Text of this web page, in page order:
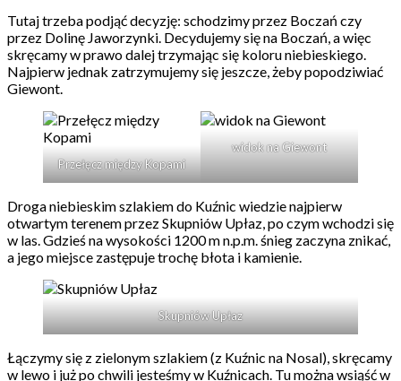
Tutaj trzeba podjąć decyzję: schodzimy przez Boczań czy
przez Dolinę Jaworzynki. Decydujemy się na Boczań, a więc
skręcamy w prawo dalej trzymając się koloru niebieskiego.
Najpierw jednak zatrzymujemy się jeszcze, żeby popodziwiać
Giewont.
Przełęcz między Kopami
widok na Giewont
Droga niebieskim szlakiem do Kuźnic wiedzie najpierw
otwartym terenem przez Skupniów Upłaz, po czym wchodzi się
w las. Gdzieś na wysokości 1200 m n.p.m. śnieg zaczyna znikać,
a jego miejsce zastępuje trochę błota i kamienie.
Skupniów Upłaz
Łączymy się z zielonym szlakiem (z Kuźnic na Nosal), skręcamy
w lewo i już po chwili jesteśmy w Kuźnicach. Tu można wsiąść w